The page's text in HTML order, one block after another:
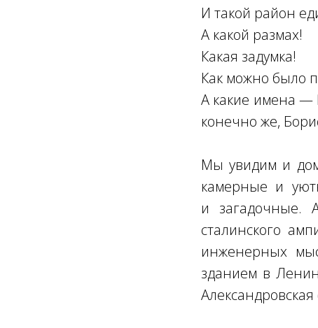
И такой район
А какой размах!
Какая задумка!
Как можно было
А какие имена —
конечно же,
Мы увидим и
камерные и
и загадочные.
сталинского
инженерных
зданием в